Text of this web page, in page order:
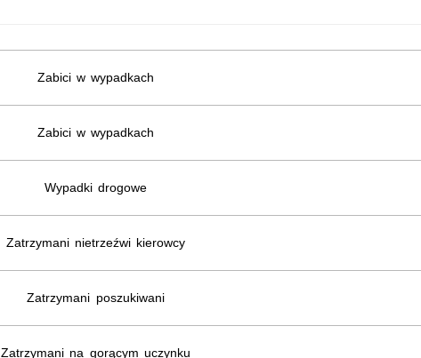
Zabici w wypadkach
Zabici w wypadkach
Wypadki drogowe
Zatrzymani nietrzeźwi kierowcy
Zatrzymani poszukiwani
Zatrzymani na gorącym uczynku